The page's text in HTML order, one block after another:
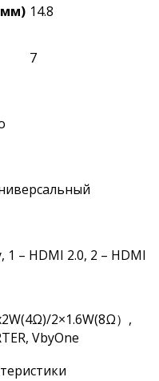
14.8
7
1 – HDMI 2.0, 2 – HDMI
2×1.6W(8Ω）,
VbyOne